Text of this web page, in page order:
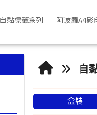
自黏標籤系列 阿波羅A4影
自
盒裝